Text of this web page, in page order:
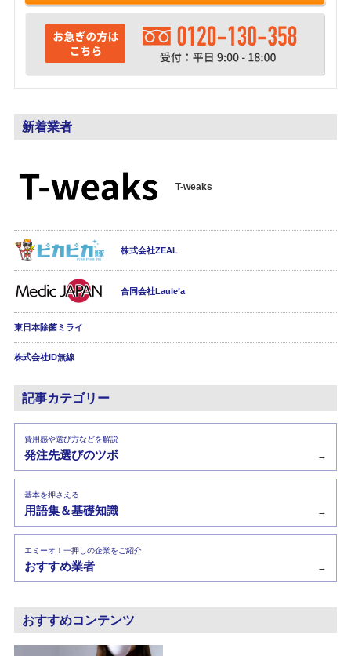
新着業者
T-weaks
株式会社ZEAL
合同会社Laule’a
東日本除菌ミライ
株式会社ID無線
記事カテゴリー
費用感や選び方などを解説
発注先選びのツボ →
基本を押さえる
用語集＆基礎知識 →
エミーオ！一押しの企業をご紹介
おすすめ業者 →
おすすめコンテンツ